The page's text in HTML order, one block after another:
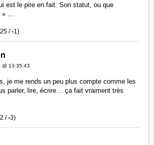
est le pire en fait. Son statut, ou que
» …
25 /-1)
@ 13:35:43
je me rends un peu plus compte comme les
parler, lire, écrire… ça fait vraiment très
/-3)